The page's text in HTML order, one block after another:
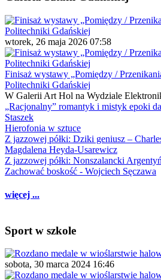
wtorek, 26 maja 2026 07:58
Finisaż wystawy „Pomiędzy /
Politechniki Gdańskiej
W Galerii Art Hol na Wydziale
„Racjonalny” romantyk i mistyk epoki
Staszek
Hierofonia w sztuce
Z jazzowej półki: Dziki geniusz –
Magdalena Heyda-Usarewicz
Z jazzowej półki: Nonszalancki
Zachować boskość - Wojciech Sęczawa
więcej ...
Sport w szkole
sobota, 30 marca 2024 16:46